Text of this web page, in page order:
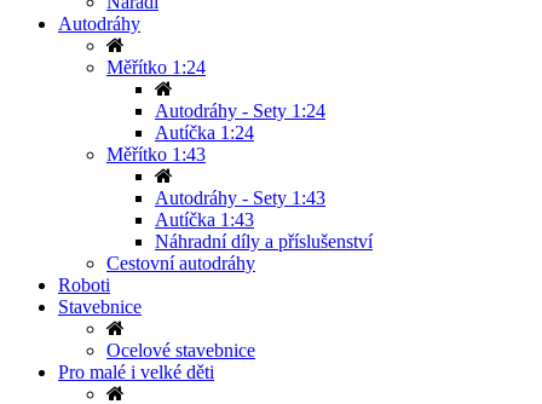
Autodráhy
Měřítko 1:24
Autodráhy - Sety 1:24
Autíčka 1:24
Měřítko 1:43
Autodráhy - Sety 1:43
Autíčka 1:43
Náhradní díly a příslušenství
Cestovní autodráhy
Roboti
Stavebnice
Ocelové stavebnice
Pro malé i velké děti